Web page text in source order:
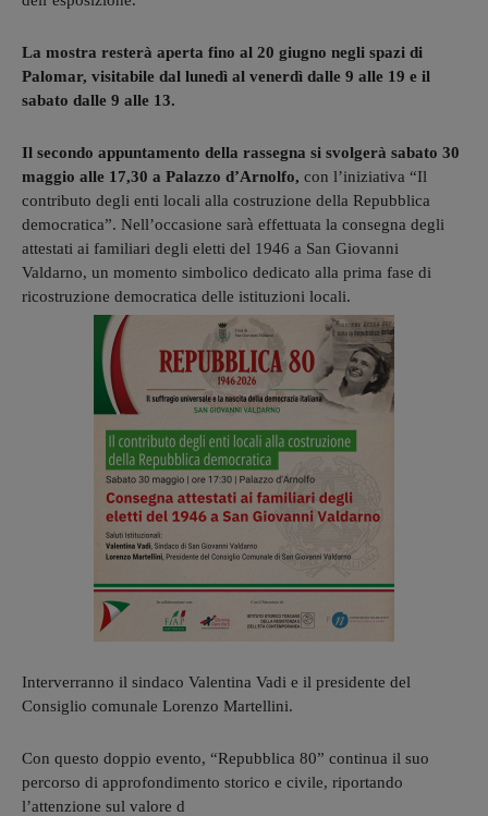
La mostra resterà aperta fino al 20 giugno negli spazi di
Palomar, visitabile dal lunedì al venerdì dalle 9 alle 19 e il
sabato dalle 9 alle 13.
Il secondo appuntamento della rassegna si svolgerà sabato 30
maggio alle 17,30 a Palazzo d’Arnolfo, con l’iniziativa “Il
contributo degli enti locali alla costruzione della Repubblica
democratica”. Nell’occasione sarà effettuata la consegna degli
attestati ai familiari degli eletti del 1946 a San Giovanni
Valdarno, un momento simbolico dedicato alla prima fase di
ricostruzione democratica delle istituzioni locali.
Interverranno il sindaco Valentina Vadi e il presidente del
Consiglio comunale Lorenzo Martellini.
Con questo doppio evento, “Repubblica 80” continua il suo
percorso di approfondimento storico e civile, riportando
l’attenzione sul valore d